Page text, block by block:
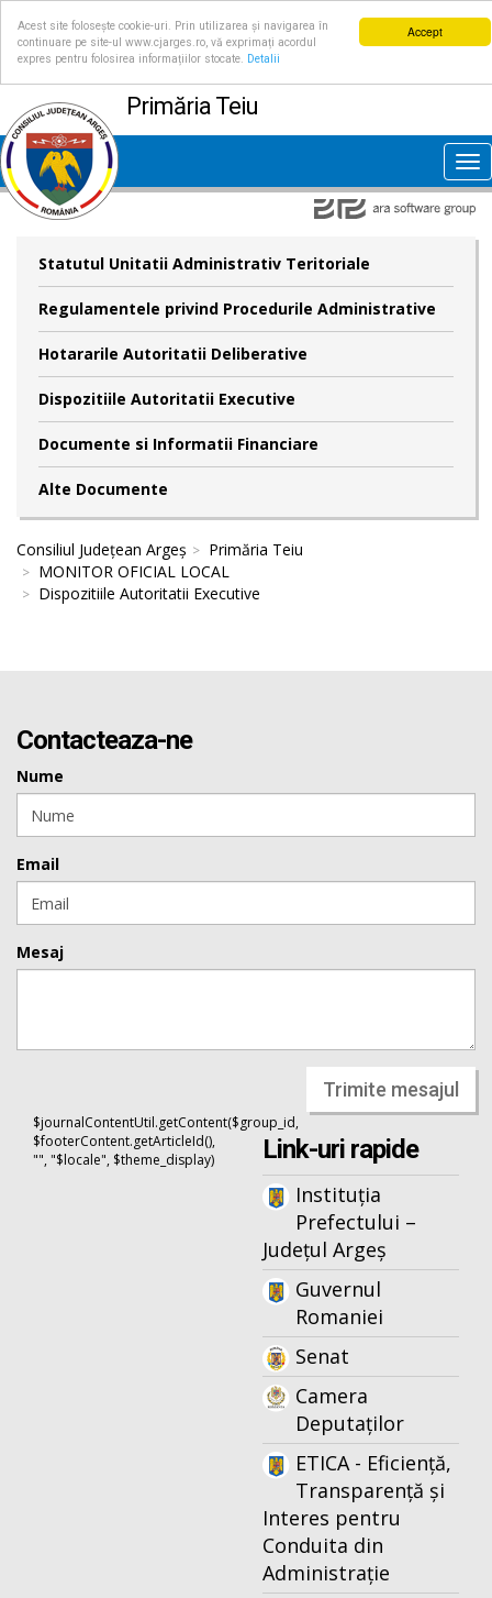
Accept
Acest site folosește cookie-uri. Prin utilizarea și navigarea în
continuare pe site-ul www.cjarges.ro, vă exprimați acordul
expres pentru folosirea informațiilor stocate.
Detalii
Primăria Teiu
Statutul Unitatii Administrativ Teritoriale
Regulamentele privind Procedurile Administrative
Hotararile Autoritatii Deliberative
Dispozitiile Autoritatii Executive
Documente si Informatii Financiare
Alte Documente
Consiliul Județean Argeș
Primăria Teiu
MONITOR OFICIAL LOCAL
Dispozitiile Autoritatii Executive
Contacteaza-ne
Nume
Email
Mesaj
Trimite mesajul
$journalContentUtil.getContent($group_id,
$footerContent.getArticleId(),
"", "$locale", $theme_display)
Link-uri rapide
Instituția
Prefectului –
Județul Argeș
Guvernul
Romaniei
Senat
Camera
Deputaților
ETICA - Eficiență,
Transparență și
Interes pentru
Conduita din
Administrație